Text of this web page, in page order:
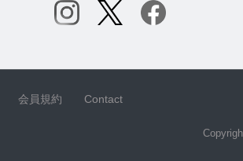
会員規約 Contact